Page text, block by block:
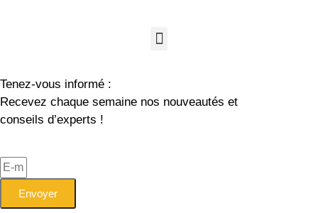
Tenez-vous informé :
Recevez chaque semaine nos nouveautés et
conseils d’experts !
Envoyer